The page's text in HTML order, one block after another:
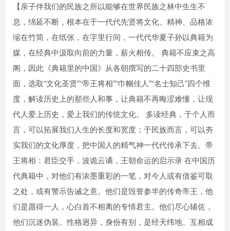
【亲子伴我们的民族之所以能够在世界民族之林中生生不
息，绵延不断，根本在于一代代先贤将文化、精神、品格浓
缩在竹简，在纸张，在字里行间，一代代华夏子孙以典籍为
媒，在经典中汲取向前的力量，薪火相传。 典籍不应束之高
阁，因此《典籍里的中国》从各朝撰写的二十四部史书里
面，选取“文化圣贤”“帝王将相”“巾帼佳人”“名士知己”四个维
度，解读历史上的那些人和事，让典籍不再晦涩难懂，让现
代人爱上历史，爱上我们的传统文化。 多读经典，于个人而
言，可以拓展我们人生的长度和宽度；于民族而言，可以夯
实我们的文化厚度，把中国人的精气神一代代传承下去。帝
王将相：君臣交手，波诡云谲，王朝命运的启示录 在中国历
代典籍中，对他们有浓墨重彩的一笔，对今人或有借鉴可取
之处，或有警示告诫之意。他们是毁誉参半的传奇帝王，他
们是愿得一人，心白首不相离的专情君主。他们尽心辅佐，
他们沉迷伪装。性格迥异，身份有别，是经天纬地、互相成